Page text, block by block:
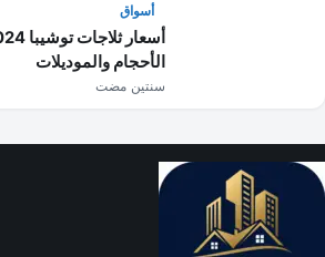
أسواق
الأحجام والموديلات
سنتين مضت